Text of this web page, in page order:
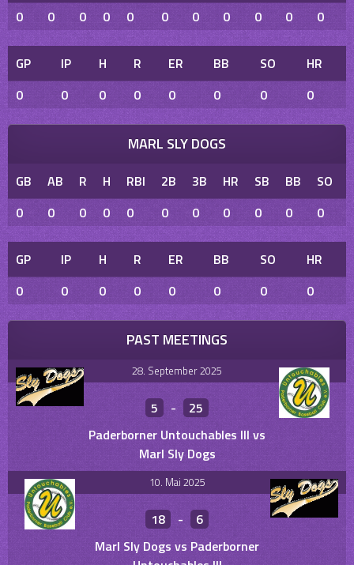
0
0 0 0 0 0 0 0 0 0 0
GP IP H R ER BB SO
HR
0
0 0 0 0 0 0 0
MARL SLY DOGS
GB AB R H RBI 2B 3B HR SB BB SO
0
0 0 0 0 0 0 0 0 0 0
GP IP H R ER BB SO
HR
0
0 0 0 0 0 0 0
PAST MEETINGS
28. September 2025
5 -
25
Paderborner Untouchables III vs
Marl Sly Dogs
10. Mai 2025
18 -
6
Marl Sly Dogs vs Paderborner